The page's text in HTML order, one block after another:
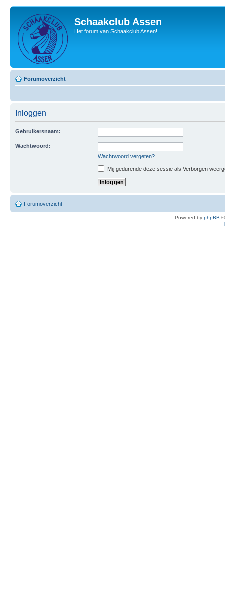
Schaakclub Assen
Het forum van Schaakclub Assen!
Forumoverzicht
Inloggen
Gebruikersnaam:
Wachtwoord:
Wachtwoord vergeten?
Mij gedurende deze sessie als Verborgen
Forumoverzicht
Powered by phpBB